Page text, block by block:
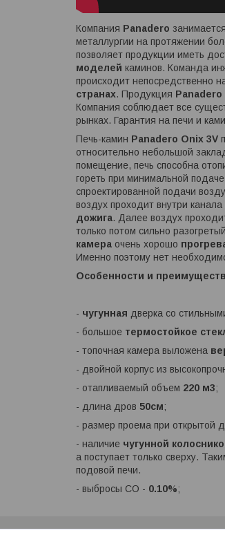
Компания Panadero
металлургии на протяжении
позволяет продукции иметь
моделей каминов. Команда
происходит непосредственно
странах. Продукция Panadero
Компания соблюдает все
рынках. Гарантия на печи и
Печь-камин Panadero Onix 3V
относительно небольшой
помещение, печь способна
гореть при минимальной
спроектированной подачи
воздух проходит внутри
дожига. Далее воздух
только потом сильно
камера очень хорошо
Именно поэтому нет
Особенности и
- чугунная дверка со
- большое термостойкое
- топочная камера выложена
- двойной корпус из
- отапливаемый объем 220 м3;
- длина дров 50см;
- размер проема при открытой
- наличие чугунной
а поступает только сверху.
подовой печи.
- выбросы CO - 0.10%;